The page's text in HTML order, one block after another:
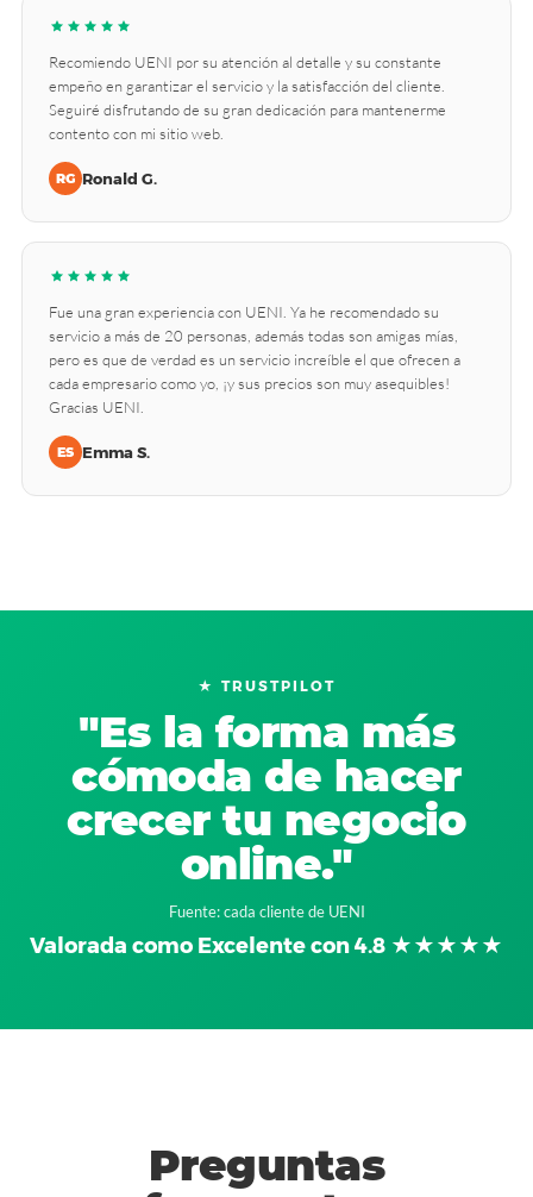
Recomiendo UENI por su atención al detalle y su constante
empeño en garantizar el servicio y la satisfacción del cliente.
Seguiré disfrutando de su gran dedicación para mantenerme
contento con mi sitio web.
RG Ronald G.
Fue una gran experiencia con UENI. Ya he recomendado su
servicio a más de 20 personas, además todas son amigas mías,
pero es que de verdad es un servicio increíble el que ofrecen a
cada empresario como yo, ¡y sus precios son muy asequibles!
Gracias UENI.
ES Emma S.
★ TRUSTPILOT
"Es la forma más
cómoda de hacer
crecer tu negocio
online."
Fuente: cada cliente de UENI
Valorada como Excelente con 4.8 ★★★★★
Preguntas